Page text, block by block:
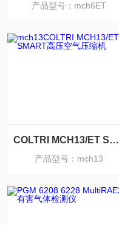
产品型号：mch6ET
COLTRI MCH13/ET SMART高压空气压缩机
产品型号：mch13